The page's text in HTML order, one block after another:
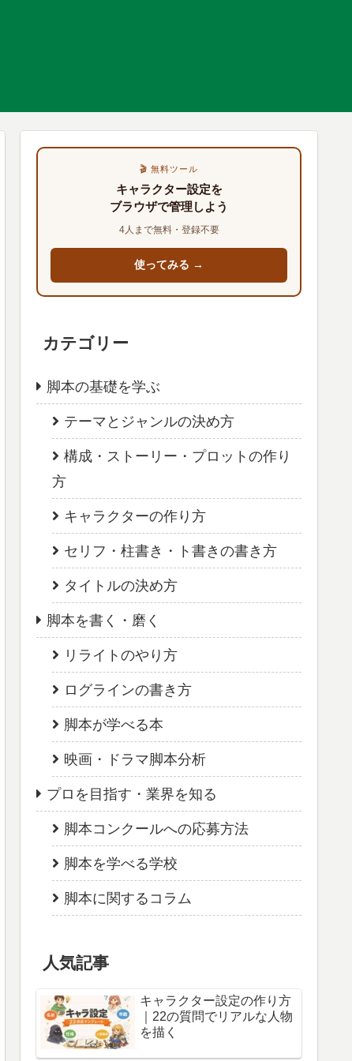
🎬 無料ツール
キャラクター設定を
ブラウザで管理しよう
4人まで無料・登録不要
使ってみる →
カテゴリー
脚本の基礎を学ぶ
テーマとジャンルの決め方
構成・ストーリー・プロットの作り
方
キャラクターの作り方
セリフ・柱書き・ト書きの書き方
タイトルの決め方
脚本を書く・磨く
リライトのやり方
ログラインの書き方
脚本が学べる本
映画・ドラマ脚本分析
プロを目指す・業界を知る
脚本コンクールへの応募方法
脚本を学べる学校
脚本に関するコラム
人気記事
キャラクター設定の作り方
｜22の質問でリアルな人物
を描く